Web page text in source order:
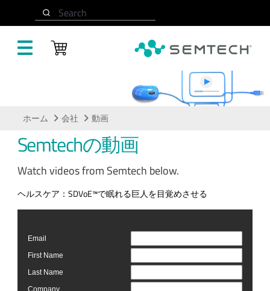
Search
ホーム 会社 動画
Semtechの動画
Watch videos from Semtech below.
ヘルスケア：SDVoE™で眠れる巨人を目覚めさせる